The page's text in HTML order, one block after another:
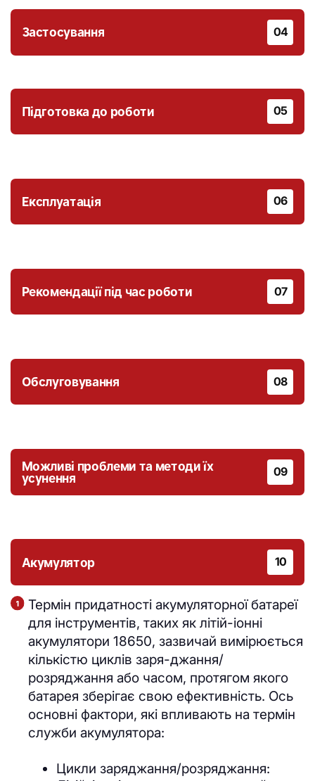
Застосування 04
Підготовка до роботи 05
Експлуатація 06
Рекомендації під час роботи 07
Обслуговування 08
Можливі проблеми та методи їх
усунення
09
Акумулятор 10
Термін придатності акумуляторної батареї
для інструментів, таких як літій-іонні
акумулятори 18650, зазвичай вимірюється
кількістю циклів заря-джання/
розряджання або часом, протягом якого
батарея зберігає свою ефективність. Ось
основні фактори, які впливають на термін
служби акумулятора:
Цикли заряджання/розряджання: